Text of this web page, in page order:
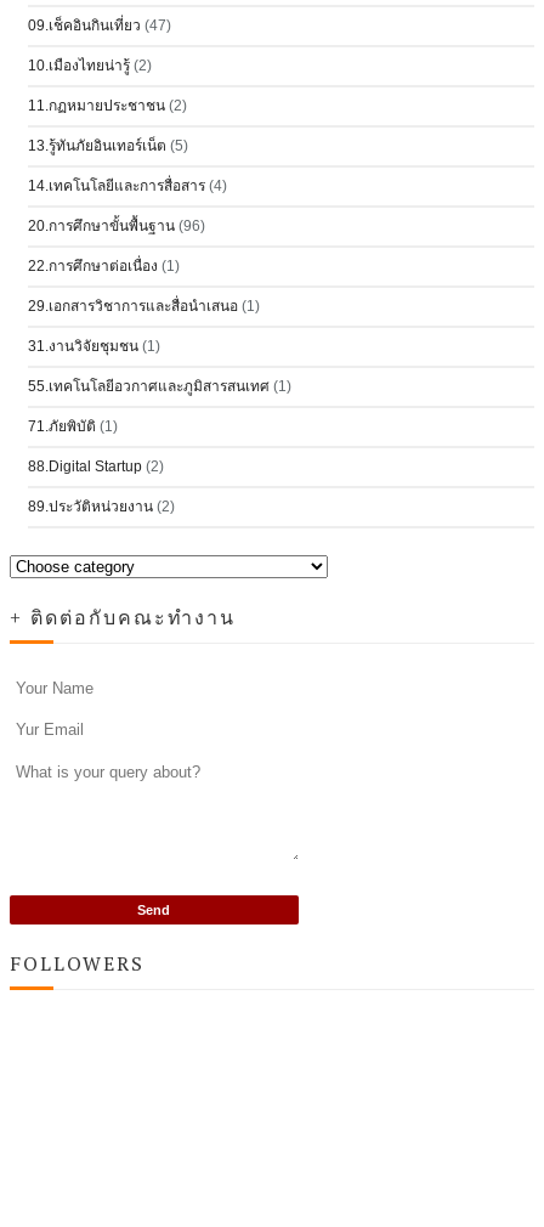
09.เช็คอินกินเที่ยว (47)
10.เมืองไทยน่ารู้ (2)
11.กฏหมายประชาชน (2)
13.รู้ทันภัยอินเทอร์เน็ต (5)
14.เทคโนโลยีและการสื่อสาร (4)
20.การศึกษาขั้นพื้นฐาน (96)
22.การศึกษาต่อเนื่อง (1)
29.เอกสารวิชาการและสื่อนำเสนอ (1)
31.งานวิจัยชุมชน (1)
55.เทคโนโลยีอวกาศและภูมิสารสนเทศ (1)
71.ภัยพิบัติ (1)
88.Digital Startup (2)
89.ประวัติหน่วยงาน (2)
+ ติดต่อกับคณะทำงาน
FOLLOWERS